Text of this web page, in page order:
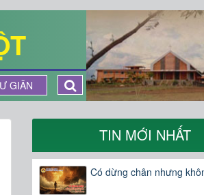
GIÃN
TIN MỚI NHẤT
Có dừng chân nhưng